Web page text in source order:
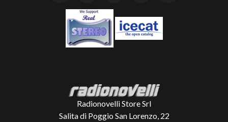
Radionovelli Store Srl
Salita di Poggio San Lorenzo, 22